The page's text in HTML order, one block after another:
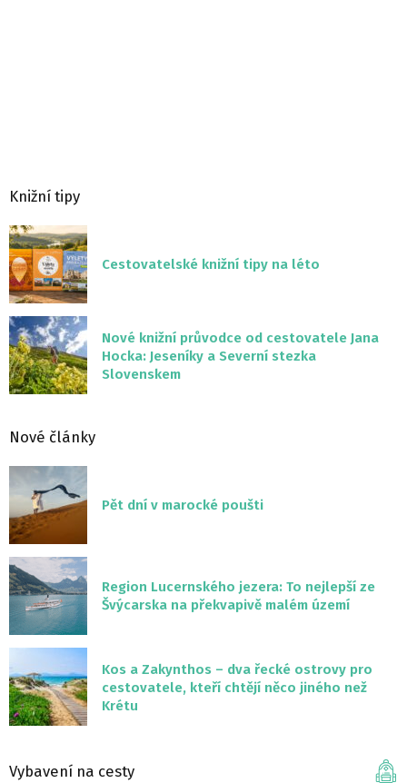
Knižní tipy
Cestovatelské knižní tipy na léto
Nové knižní průvodce od cestovatele Jana
Hocka: Jeseníky a Severní stezka
Slovenskem
Nové články
Pět dní v marocké poušti
Region Lucernského jezera: To nejlepší ze
Švýcarska na překvapivě malém území
Kos a Zakynthos – dva řecké ostrovy pro
cestovatele, kteří chtějí něco jiného než
Krétu
Vybavení na cesty